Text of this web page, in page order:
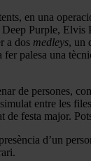
en una
Purple,
a dos medleys, un
palesa una
de persones,
entre les
festa major.
d’un